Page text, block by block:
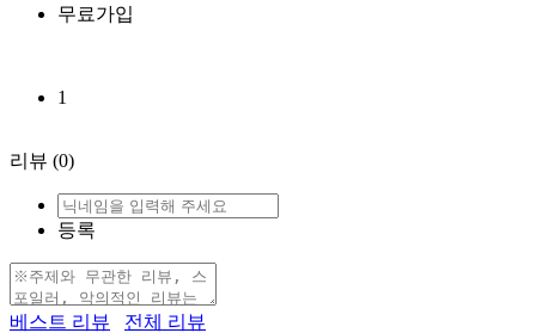
무료가입
1
리뷰 (0)
등록
베스트 리뷰
전체 리뷰